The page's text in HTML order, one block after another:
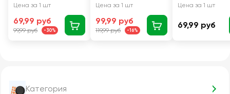
Категория
200шт
Цена за 1 шт
69,99 руб
99,99 руб -30%
Цена за 1 шт
99,99 руб
119,99 руб -16%
33x33см, 20шт
Цена за 1 шт
69,99 руб